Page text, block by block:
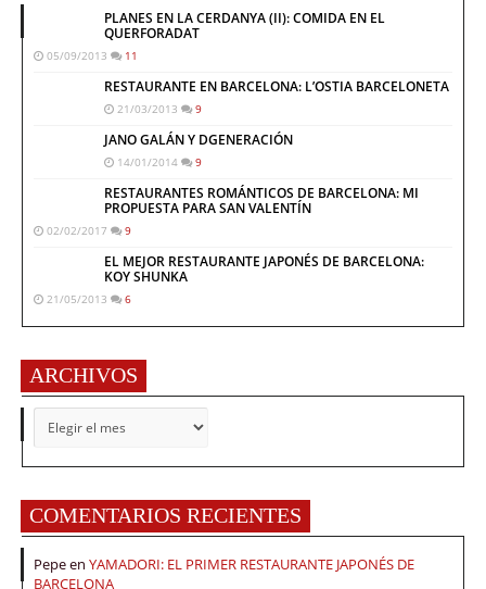
PLANES EN LA CERDANYA (II): COMIDA EN EL
QUERFORADAT
05/09/2013 11
RESTAURANTE EN BARCELONA: L’OSTIA BARCELONETA
21/03/2013 9
JANO GALÁN Y DGENERACIÓN
14/01/2014 9
RESTAURANTES ROMÁNTICOS DE BARCELONA: MI
PROPUESTA PARA SAN VALENTÍN
02/02/2017 9
EL MEJOR RESTAURANTE JAPONÉS DE BARCELONA:
KOY SHUNKA
21/05/2013 6
ARCHIVOS
ARCHIVOS
COMENTARIOS RECIENTES
Pepeen YAMADORI: EL PRIMER RESTAURANTE JAPONÉS DE
BARCELONA